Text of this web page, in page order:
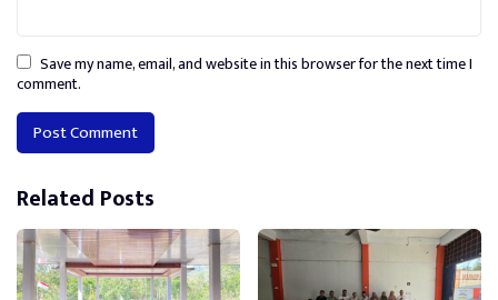
Save my name, email, and website in this browser for the next time I
comment.
Alternative:
Related Posts